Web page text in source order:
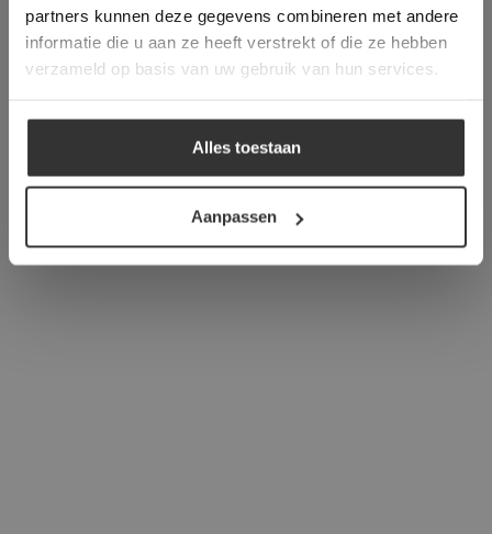
partners kunnen deze gegevens combineren met andere
informatie die u aan ze heeft verstrekt of die ze hebben
verzameld op basis van uw gebruik van hun services.
Alles toestaan
Aanpassen
verder
ALLES ACCEPTEREN
ALLES AFWIJZEN
DETAILS WEERGEVEN